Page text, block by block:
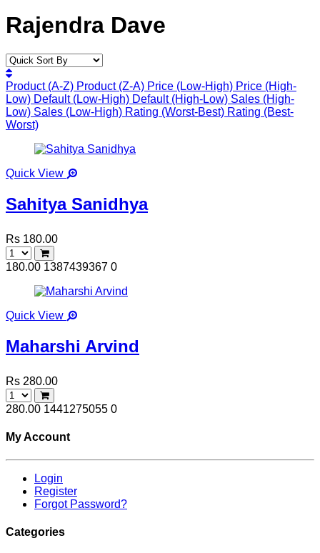
Rajendra Dave
Product (A-Z) Product (Z-A) Price (Low-High) Price (High-
Low) Default (Low-High) Default (High-Low) Sales (High-
Low) Sales (Low-High) Rating (Worst-Best) Rating (Best-
Worst)
Quick View
Sahitya Sanidhya
Rs 180.00
180.00 1387439367 0
Quick View
Maharshi Arvind
Rs 280.00
280.00 1441275055 0
My Account
Login
Register
Forgot Password?
Categories